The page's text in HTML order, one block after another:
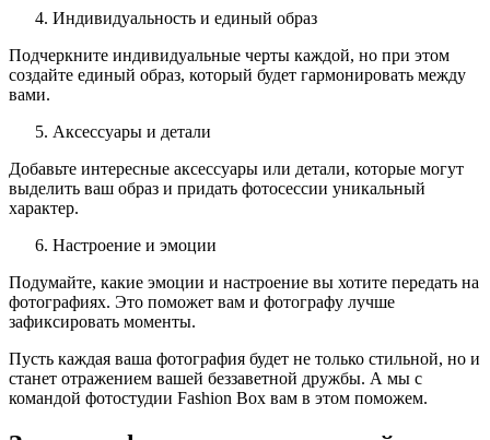
Индивидуальность и единый образ
Подчеркните индивидуальные черты каждой, но при этом
создайте единый образ, который будет гармонировать между
вами.
Аксессуары и детали
Добавьте интересные аксессуары или детали, которые могут
выделить ваш образ и придать фотосессии уникальный
характер.
Настроение и эмоции
Подумайте, какие эмоции и настроение вы хотите передать на
фотографиях. Это поможет вам и фотографу лучше
зафиксировать моменты.
Пусть каждая ваша фотография будет не только стильной, но и
станет отражением вашей беззаветной дружбы. А мы с
командой фотостудии Fashion Box вам в этом поможем.